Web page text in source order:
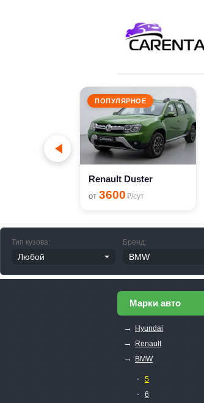
ПОПУЛЯРНОЕ
Renault Duster
от 3600 ₽/сут
Тип кузова: Бренд:
Марки авто
→ Hyundai
→ Renault
→ BMW
∙ 5
∙ 6